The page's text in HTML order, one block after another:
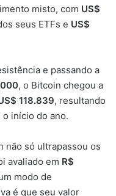
misto, com US$
seus ETFs e US$
e passando a
, o Bitcoin chegou a
118.839, resultando
o início do ano.
não só ultrapassou os
avaliado em R$
modo de
é que seu valor